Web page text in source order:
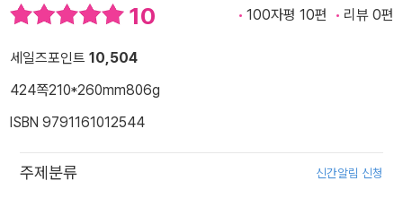
10 100자평 10편 리뷰 0편
세일즈포인트 10,504
424쪽210*260mm806g
ISBN 9791161012544
주제분류 신간알림 신청